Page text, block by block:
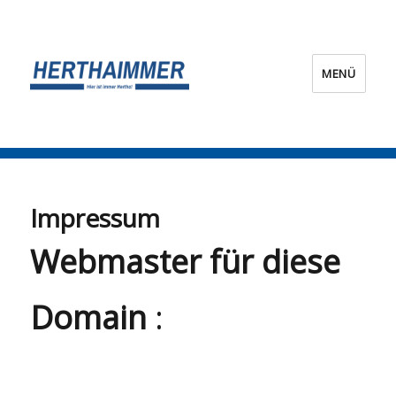
MENÜ
Impressum
Webmaster für diese
Domain :